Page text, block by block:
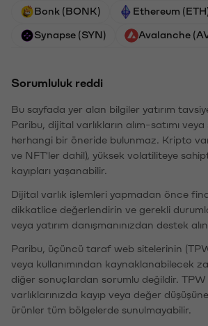
Bonk (BONK) Ethereum
Synapse (SYN) Avalanche
Sorumluluk reddi
Bu sayfada yer alan bilgiler yatırım
Paribu, dijital varlıkların alım-satımı
herhangi bir öneride bulunmaz. Kripto
ve NFT'ler dahil), yüksek volatiliteye
kayıpları yaşanabilir.
Dijital varlık işlemleri yapmadan önce
dikkatlice değerlendirin ve gerekli
veya yatırım danışmanınızdan destek alın.
Paribu, üçüncü taraf web sitelerinin
veya kullanımından kaynaklanabilecek
diğer sonuçlardan sorumlu değildir. TPW
varlıklarınızda kayıp veya değer
ürünler tüm bölgelerde sunulmayabilir.